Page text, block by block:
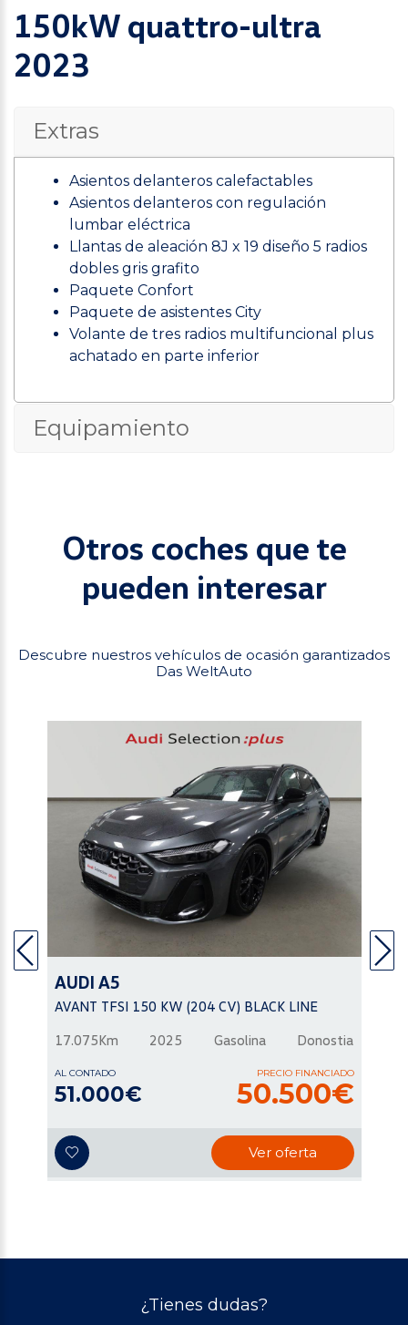
150kW quattro-ultra
2023
Extras
Asientos delanteros calefactables
Asientos delanteros con regulación
lumbar eléctrica
Llantas de aleación 8J x 19 diseño 5 radios
dobles gris grafito
Paquete Confort
Paquete de asistentes City
Volante de tres radios multifuncional plus
achatado en parte inferior
Equipamiento
Otros coches que te
pueden interesar
Descubre nuestros vehículos de ocasión garantizados
Das WeltAuto
AUDI A5
AVANT TFSI 150 KW (204 CV) BLACK LINE
17.075Km 2025 Gasolina Donostia
AL CONTADO
51.000€
PRECIO FINANCIADO
50.500€
Ver oferta
¿Tienes dudas?